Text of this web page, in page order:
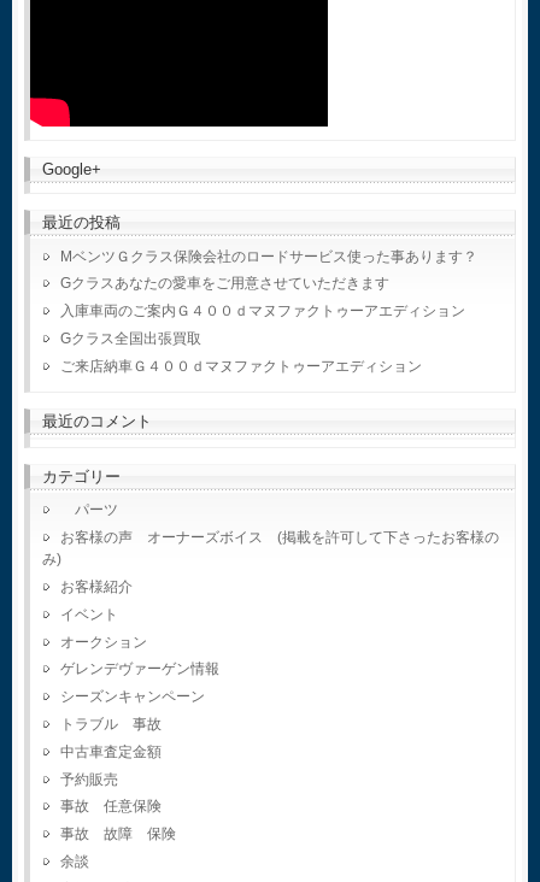
Google+
最近の投稿
MベンツＧクラス保険会社のロードサービス使った事あります？
Gクラスあなたの愛車をご用意させていただきます
入庫車両のご案内Ｇ４００ｄマヌファクトゥーアエディション
Gクラス全国出張買取
ご来店納車Ｇ４００ｄマヌファクトゥーアエディション
最近のコメント
カテゴリー
パーツ
お客様の声 オーナーズボイス (掲載を許可して下さったお客様の
み)
お客様紹介
イベント
オークション
ゲレンデヴァーゲン情報
シーズンキャンペーン
トラブル 事故
中古車査定金額
予約販売
事故 任意保険
事故 故障 保険
余談